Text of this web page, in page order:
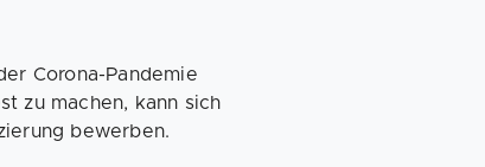
Corona-Pandemie
zu machen, kann sich
bewerben.